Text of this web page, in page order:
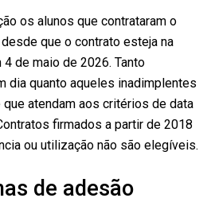
os alunos que contrataram o
que o contrato esteja na
de maio de 2026. Tanto
dia quanto aqueles inadimplentes
atendam aos critérios de data
firmados a partir de 2018
ou utilização não são elegíveis.
de adesão